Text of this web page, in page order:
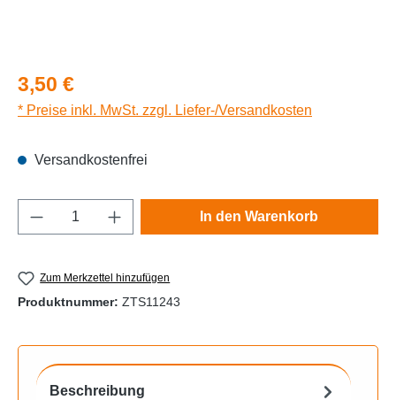
Regulärer Preis:
3,50 €
* Preise inkl. MwSt. zzgl. Liefer-/Versandkosten
Versandkostenfrei
Produkt Anzahl: Gib den gewünschten
In den Warenkorb
Zum Merkzettel hinzufügen
Produktnummer: ZTS11243
Beschreibung